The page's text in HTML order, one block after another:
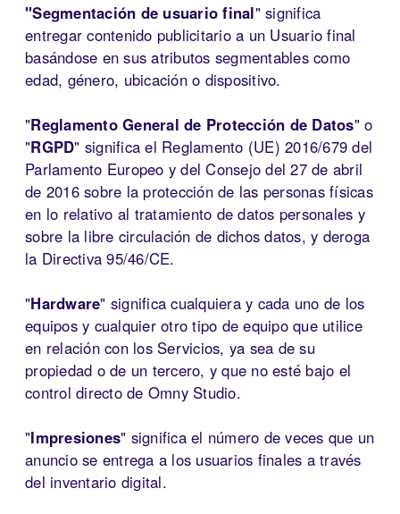
"Segmentación de usuario final" significa
entregar contenido publicitario a un Usuario final
basándose en sus atributos segmentables como
edad, género, ubicación o dispositivo.
"Reglamento General de Protección de Datos" o
"RGPD" significa el Reglamento (UE) 2016/679 del
Parlamento Europeo y del Consejo del 27 de abril
de 2016 sobre la protección de las personas físicas
en lo relativo al tratamiento de datos personales y
sobre la libre circulación de dichos datos, y deroga
la Directiva 95/46/CE.
"Hardware" significa cualquiera y cada uno de los
equipos y cualquier otro tipo de equipo que utilice
en relación con los Servicios, ya sea de su
propiedad o de un tercero, y que no esté bajo el
control directo de Omny Studio.
"Impresiones" significa el número de veces que un
anuncio se entrega a los usuarios finales a través
del inventario digital.